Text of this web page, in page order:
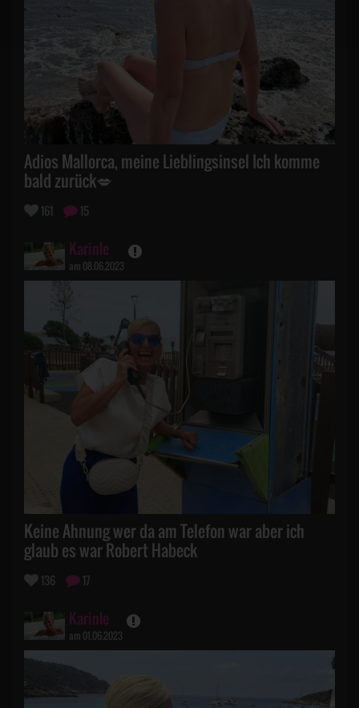
Adios Mallorca, meine Lieblingsinsel Ich komme
bald zurück💋
161 15
Karinle
am 08.06.2023
Keine Ahnung wer da am Telefon war aber ich
glaub es war Robert Habeck
136 17
Karinle
am 01.06.2023